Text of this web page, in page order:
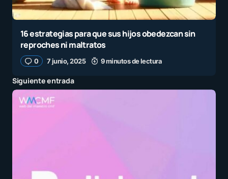
16 estrategias para que sus hijos obedezcan sin
reproches ni maltratos
0 7 junio, 2025 9 minutos de lectura
Siguiente entrada